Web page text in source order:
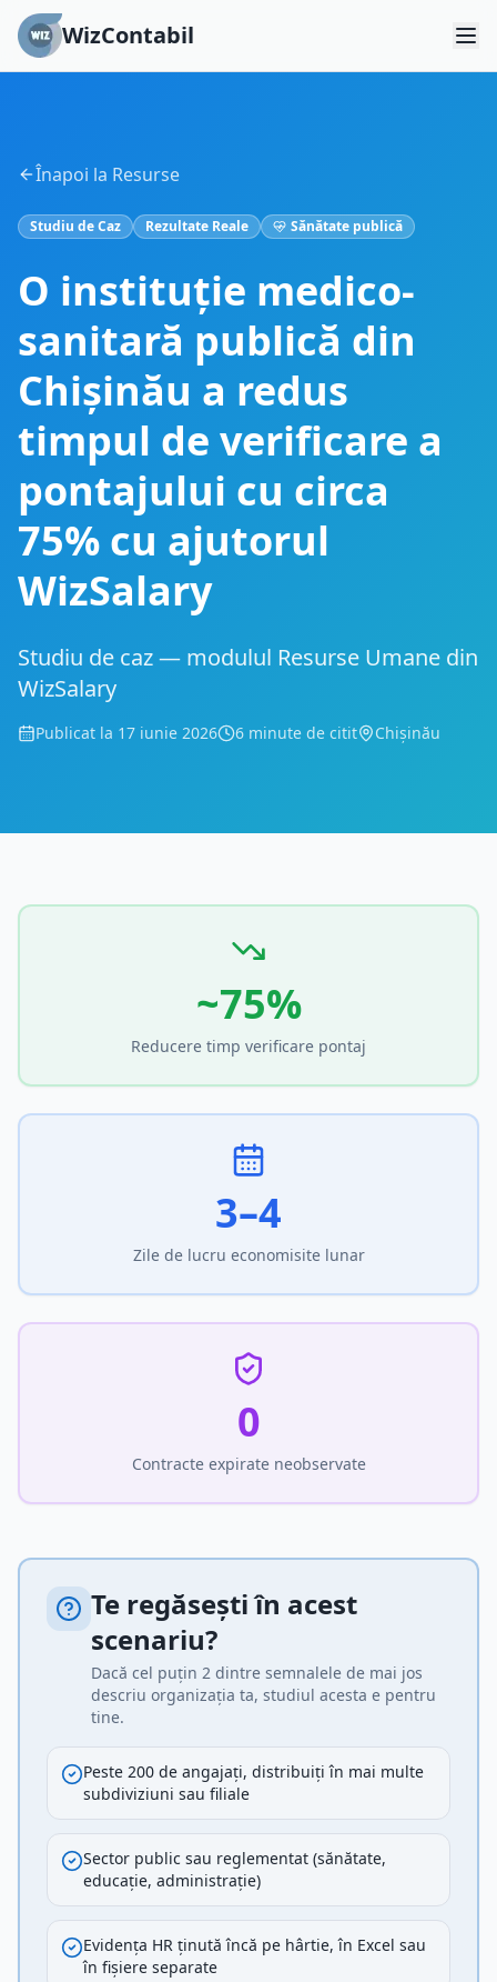
WizContabil
Înapoi la Resurse
Studiu de Caz Rezultate Reale Sănătate publică
O instituție medico-
sanitară publică din
Chișinău a redus
timpul de verificare a
pontajului cu circa
75% cu ajutorul
WizSalary
Studiu de caz — modulul Resurse Umane din
WizSalary
Publicat la 17 iunie 2026 6 minute de citit Chișinău
~75%
Reducere timp verificare pontaj
3–4
Zile de lucru economisite lunar
0
Contracte expirate neobservate
Te regăsești în acest
scenariu?
Dacă cel puțin 2 dintre semnalele de mai jos
descriu organizația ta, studiul acesta e pentru
tine.
Peste 200 de angajați, distribuiți în mai multe
subdiviziuni sau filiale
Sector public sau reglementat (sănătate,
educație, administrație)
Evidența HR ținută încă pe hârtie, în Excel sau
în fișiere separate